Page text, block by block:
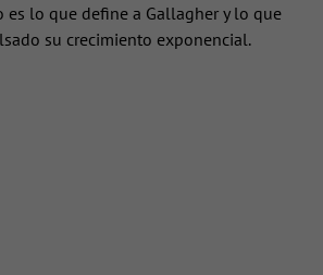
es lo que define a Gallagher y lo que
su crecimiento exponencial.